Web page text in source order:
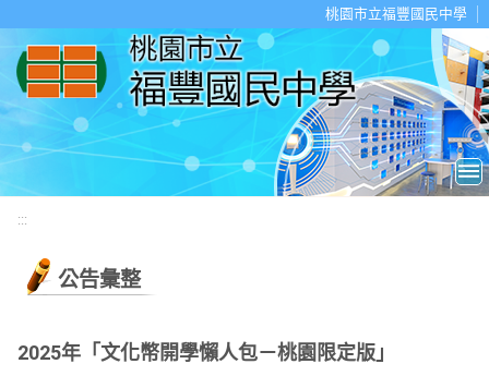
桃園市立福豐國民中學
:::
公告彙整
2025年「文化幣開學懶人包－桃園限定版」